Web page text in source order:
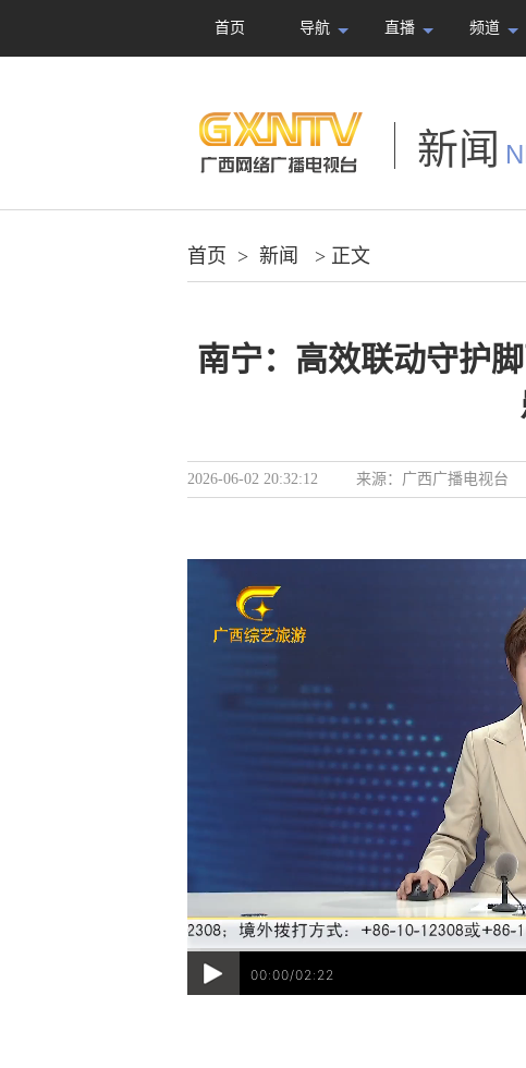
首页 导航 直播 频道
新闻
首页 > 新闻 > 正文
南宁：高效联动守护
2026-06-02 20:32:12 来源： 广西广播电视台
00:00/02:22